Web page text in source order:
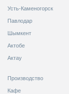
Усть-Каменогорск
Павлодар
Шымкент
Актобе
Актау
Производство
Кафе